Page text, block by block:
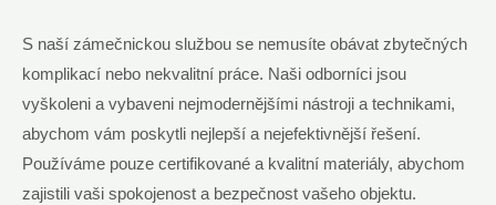
S naší zámečnickou službou se nemusíte obávat zbytečných
komplikací nebo nekvalitní práce. Naši odborníci jsou
vyškoleni a vybaveni nejmodernějšími nástroji a technikami,
abychom vám poskytli nejlepší a nejefektivnější řešení.
Používáme pouze certifikované a kvalitní materiály, abychom
zajistili vaši spokojenost a bezpečnost vašeho objektu.